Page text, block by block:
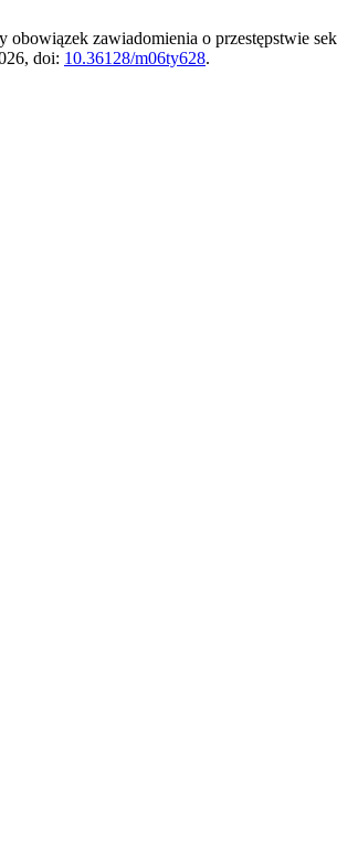
obowiązek zawiadomienia o przestępstwie
doi: 10.36128/m06ty628.